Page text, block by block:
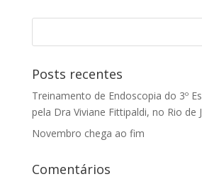
Posts recentes
Treinamento de Endoscopia do 3º
pela Dra Viviane Fittipaldi, no Rio de
Novembro chega ao fim
Comentários